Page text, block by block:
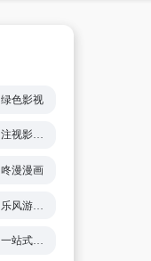
绿色影视
注视影视 - 免费在线观影
咚漫漫画
一站式在线工具服务平台 - 工具派